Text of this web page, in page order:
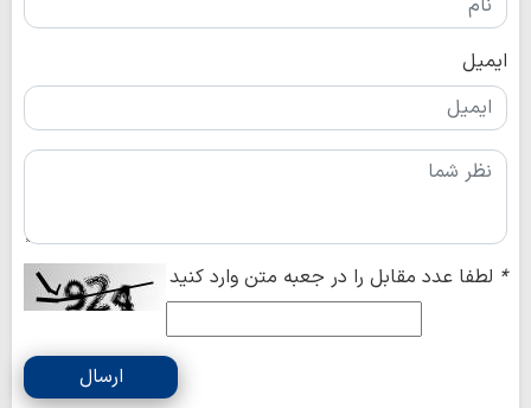
ایمیل
* لطفا عدد مقابل را در جعبه متن وارد کنید
ارسال